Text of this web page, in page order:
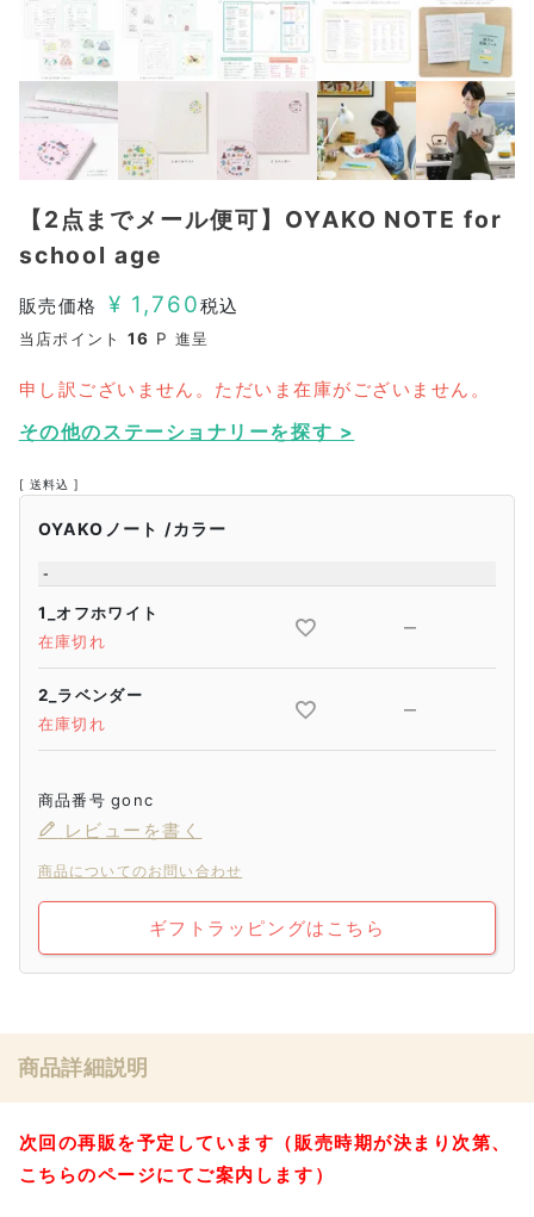
【2点までメール便可】OYAKO NOTE for
school age
販売価格 ¥ 1,760税込
当店ポイント 16 P 進呈
申し訳ございません。ただいま在庫がございません。
その他のステーショナリーを探す >
送料込
OYAKOノート カラー
-
1_オフホワイト
在庫切れ
—
2_ラベンダー
在庫切れ
—
商品番号 gonc
レビューを書く
商品についてのお問い合わせ
ギフトラッピングはこちら
商品詳細説明
次回の再販を予定しています（販売時期が決まり次第、
こちらのページにてご案内します）